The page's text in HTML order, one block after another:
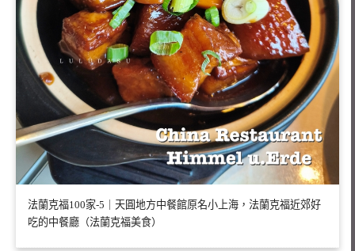
法蘭克福100家-5｜天圓地方中餐館原名小上海，法蘭克福近郊好
吃的中餐廳（法蘭克福美食）